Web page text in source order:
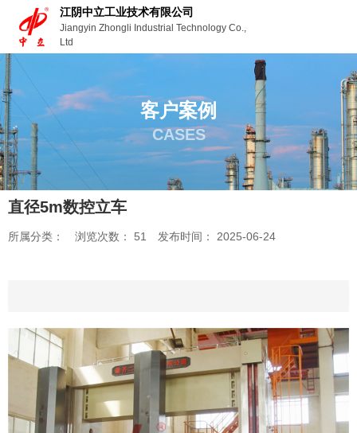
江阴中立工业技术有限公司
Jiangyin Zhongli Industrial Technology Co.,
Ltd
客户案例
CASES
直径5m数控立车
所属分类： 浏览次数： 51 发布时间： 2025-06-24